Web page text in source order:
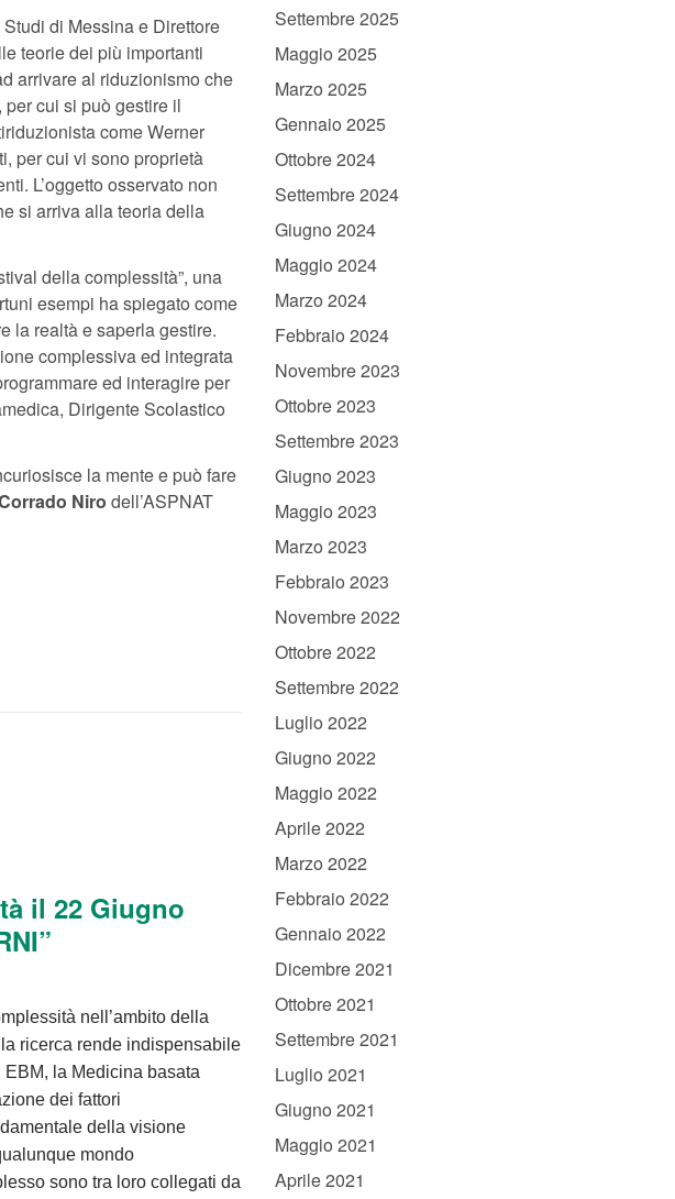
di Messina e Direttore
teorie dei più importanti
arrivare al riduzionismo che
cui si può gestire il
come Werner
per cui vi sono proprietà
L’oggetto osservato non
si arriva alla teoria della
della complessità”, una
esempi ha spiegato come
la realtà e saperla gestire.
complessiva ed integrata
ed interagire per
Dirigente Scolastico
la mente e può fare
Niro dell’ASPNAT
il 22 Giugno
nell’ambito della
ricerca rende indispensabile
la Medicina basata
dei fattori
della visione
mondo
sono tra loro collegati da
Settembre 2025
Maggio 2025
Marzo 2025
Gennaio 2025
Ottobre 2024
Settembre 2024
Giugno 2024
Maggio 2024
Marzo 2024
Febbraio 2024
Novembre 2023
Ottobre 2023
Settembre 2023
Giugno 2023
Maggio 2023
Marzo 2023
Febbraio 2023
Novembre 2022
Ottobre 2022
Settembre 2022
Luglio 2022
Giugno 2022
Maggio 2022
Aprile 2022
Marzo 2022
Febbraio 2022
Gennaio 2022
Dicembre 2021
Ottobre 2021
Settembre 2021
Luglio 2021
Giugno 2021
Maggio 2021
Aprile 2021